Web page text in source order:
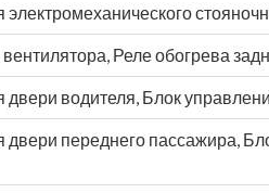
Реле обогрева
водителя, Блок
переднего пассажира,